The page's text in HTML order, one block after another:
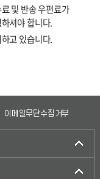
및 반송 우편료가
셔야 합니다.
고 있습니다.
이메일무단수집거부